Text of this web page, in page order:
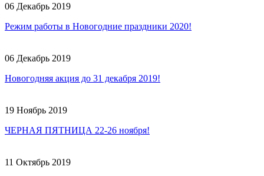
06 Декабрь 2019
Режим работы в Новогодние праздники 2020!
06 Декабрь 2019
Новогодняя акция до 31 декабря 2019!
19 Ноябрь 2019
ЧЕРНАЯ ПЯТНИЦА 22-26 ноября!
11 Октябрь 2019